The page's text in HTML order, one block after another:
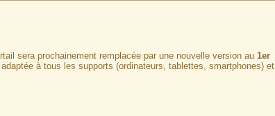
sera prochainement remplacée par une nouvelle version au 1er
à tous les supports (ordinateurs, tablettes, smartphones)